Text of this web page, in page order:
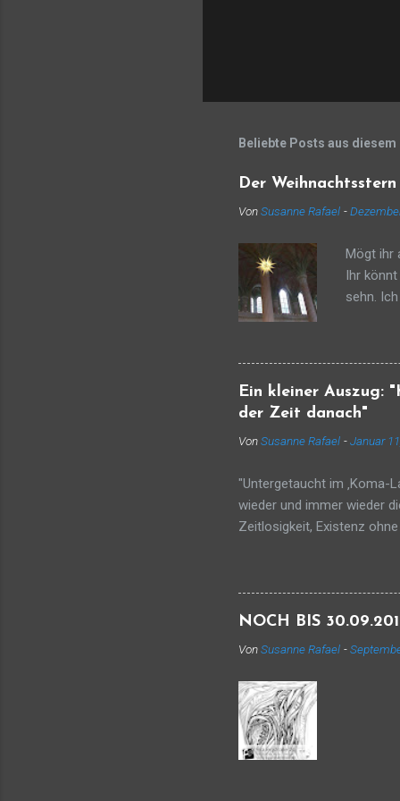
Beliebte Posts aus diesem
Der Weihnachtsstern
VonSusanne Rafael -
Mögt ihr
Ihr
sehn.
bin, der
sieht,
Ein kleiner Auszug:
der Zeit danach"
VonSusanne Rafael -Januar
"Untergetaucht im ‚Koma-
wieder und immer wieder
Zeitlosigkeit, Existenz
Worte, Sätze, gespeist
ein Bühnenbild für meine
Woman–Show’ spule ich
Bilder auf den Plan, um
NOCH BIS
VonSusanne Rafael -